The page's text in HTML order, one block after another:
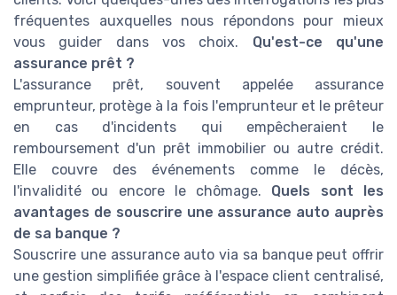
fréquentes auxquelles nous répondons pour mieux
vous guider dans vos choix. Qu'est-ce qu'une
assurance prêt ?
L'assurance prêt, souvent appelée assurance
emprunteur, protège à la fois l'emprunteur et le prêteur
en cas d'incidents qui empêcheraient le
remboursement d'un prêt immobilier ou autre crédit.
Elle couvre des événements comme le décès,
l'invalidité ou encore le chômage. Quels sont les
avantages de souscrire une assurance auto auprès
de sa banque ?
Souscrire une assurance auto via sa banque peut offrir
une gestion simplifiée grâce à l'espace client centralisé,